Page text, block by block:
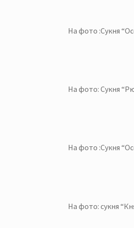
На фото :Сукня
На фото: Сукня
На фото :Сукня
На фото: сукня